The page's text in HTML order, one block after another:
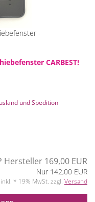
-
CARBEST!
und Spedition
Hersteller 169,00 EUR
Nur 142,00 EUR
inkl. * 19% MwSt. zzgl. Versand